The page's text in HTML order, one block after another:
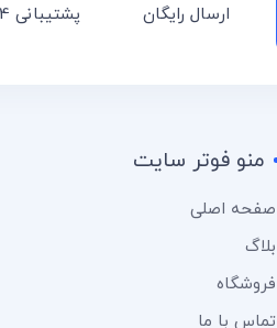
ارسال رایگان پشتیبانی 24 ساعته
منو فوتر سایت
صفحه اصلی
بلاگ
فروشگاه
تماس با ما